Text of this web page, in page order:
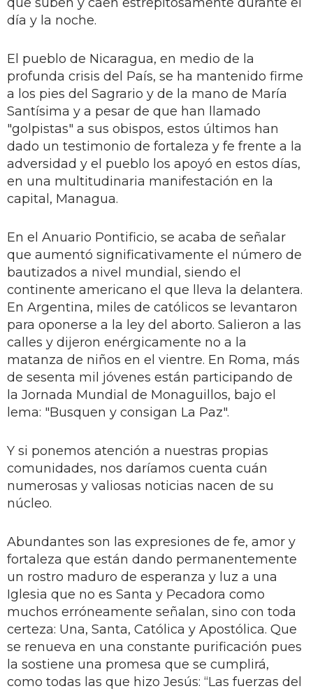
día y la noche.
El pueblo de Nicaragua, en medio de la
profunda crisis del País, se ha mantenido firme
a los pies del Sagrario y de la mano de María
Santísima y a pesar de que han llamado
"golpistas" a sus obispos, estos últimos han
dado un testimonio de fortaleza y fe frente a la
adversidad y el pueblo los apoyó en estos días,
en una multitudinaria manifestación en la
capital, Managua.
En el Anuario Pontificio, se acaba de señalar
que aumentó significativamente el número de
bautizados a nivel mundial, siendo el
continente americano el que lleva la delantera.
En Argentina, miles de católicos se levantaron
para oponerse a la ley del aborto. Salieron a las
calles y dijeron enérgicamente no a la
matanza de niños en el vientre. En Roma, más
de sesenta mil jóvenes están participando de
la Jornada Mundial de Monaguillos, bajo el
lema: "Busquen y consigan La Paz".
Y si ponemos atención a nuestras propias
comunidades, nos daríamos cuenta cuán
numerosas y valiosas noticias nacen de su
núcleo.
Abundantes son las expresiones de fe, amor y
fortaleza que están dando permanentemente
un rostro maduro de esperanza y luz a una
Iglesia que no es Santa y Pecadora como
muchos erróneamente señalan, sino con toda
certeza: Una, Santa, Católica y Apostólica. Que
se renueva en una constante purificación pues
la sostiene una promesa que se cumplirá,
como todas las que hizo Jesús: “Las fuerzas del